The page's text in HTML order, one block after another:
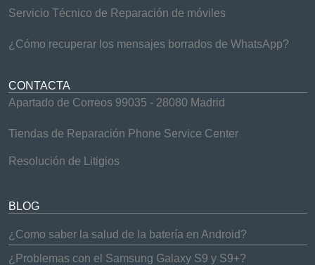
Servicio Técnico de Reparación de móviles
¿Cómo recuperar los mensajes borrados de WhatsApp?
CONTACTA
Apartado de Correos 99035 - 28080 Madrid
Tiendas de Reparación Phone Service Center
Resolución de Litigios
BLOG
¿Como saber la salud de la batería en Android?
¿Problemas con el Samsung Galaxy S9 y S9+?